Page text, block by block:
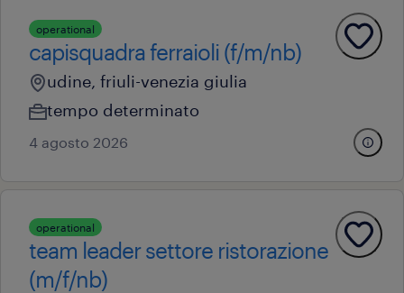
operational
capisquadra ferraioli (f/m/nb)
udine, friuli-venezia giulia
tempo determinato
4 agosto 2026
operational
team leader settore ristorazione
(m/f/nb)